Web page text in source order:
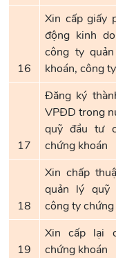
16
Xin cấp giấy
động kinh
công ty
khoán, công
17
Đăng ký
VPĐD trong
quỹ đầu tư
chứng khoán
18
Xin chấp
quản lý quỹ
công ty
19
Xin cấp lại
chứng khoán